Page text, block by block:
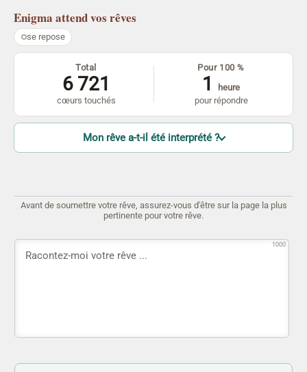
Enigma attend vos rêves
se repose
Total
6 721
cœurs touchés
Pour 100 %
1
heure
pour répondre
Mon rêve a-t-il été interprété ?
Avant de soumettre votre rêve, assurez-vous d'être sur la page la plus
pertinente pour votre rêve.
1000